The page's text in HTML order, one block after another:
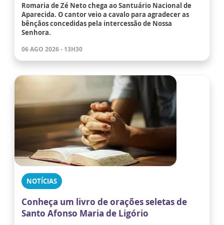
Romaria de Zé Neto chega ao Santuário Nacional de
Aparecida. O cantor veio a cavalo para agradecer as
bênçãos concedidas pela intercessão de Nossa
Senhora.
06 AGO 2026 - 13H30
NOTÍCIAS
Conheça um livro de orações seletas de
Santo Afonso Maria de Ligório